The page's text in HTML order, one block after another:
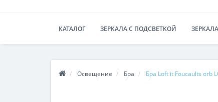
КАТАЛОГ ЗЕРКАЛА С ПОДСВЕТКОЙ
Освещение Бра Бра Loft it Foucaults orb